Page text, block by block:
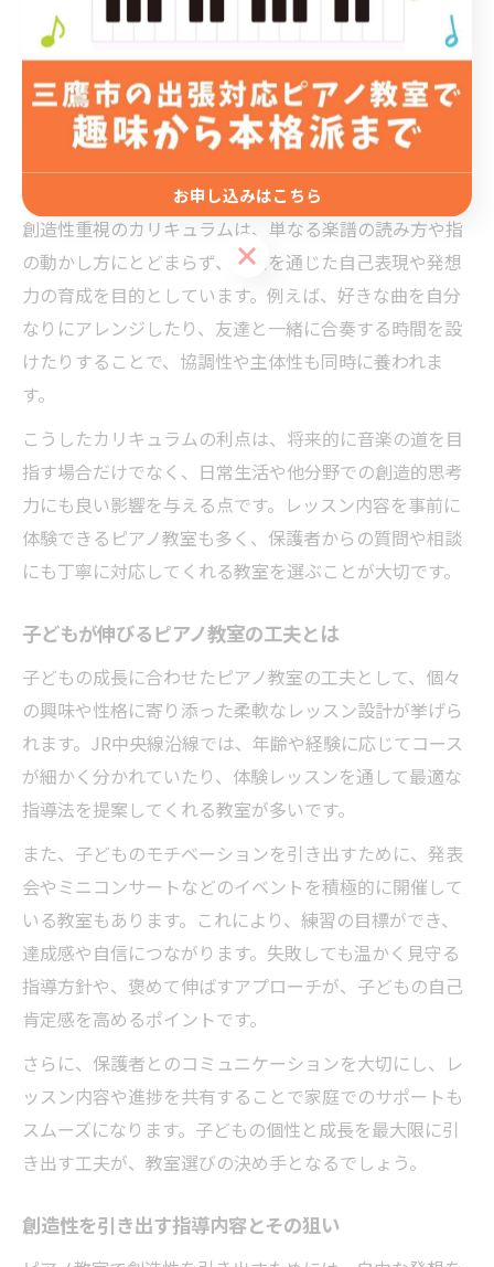
かどうかは大きなポイントです。従来の教則本中心の指
導だけでなく、即興演奏や作曲体験、リズム遊びなど、
音楽を多角的に捉えるプログラムが導入されている教室
がJR中央線沿線にも増えています。これにより子どもは
自分なりの表現方法や音楽への興味を自然に広げやすく
創造性重視のカリキュラムは、単なる楽譜の読み方や指
の動かし方にとどまらず、音楽を通じた自己表現や発想
力の育成を目的としています。例えば、好きな曲を自分
なりにアレンジしたり、友達と一緒に合奏する時間を設
けたりすることで、協調性や主体性も同時に養われま
す。
こうしたカリキュラムの利点は、将来的に音楽の道を目
指す場合だけでなく、日常生活や他分野での創造的思考
力にも良い影響を与える点です。レッスン内容を事前に
体験できるピアノ教室も多く、保護者からの質問や相談
にも丁寧に対応してくれる教室を選ぶことが大切です。
子どもが伸びるピアノ教室の工夫とは
子どもの成長に合わせたピアノ教室の工夫として、個々
の興味や性格に寄り添った柔軟なレッスン設計が挙げら
れます。JR中央線沿線では、年齢や経験に応じてコース
が細かく分かれていたり、体験レッスンを通して最適な
指導法を提案してくれる教室が多いです。
また、子どものモチベーションを引き出すために、発表
会やミニコンサートなどのイベントを積極的に開催して
いる教室もあります。これにより、練習の目標ができ、
達成感や自信につながります。失敗しても温かく見守る
指導方針や、褒めて伸ばすアプローチが、子どもの自己
肯定感を高めるポイントです。
さらに、保護者とのコミュニケーションを大切にし、レ
ッスン内容や進捗を共有することで家庭でのサポートも
スムーズになります。子どもの個性と成長を最大限に引
き出す工夫が、教室選びの決め手となるでしょう。
創造性を引き出す指導内容とその狙い
お申し込みはこちら
お申し込みはこちら